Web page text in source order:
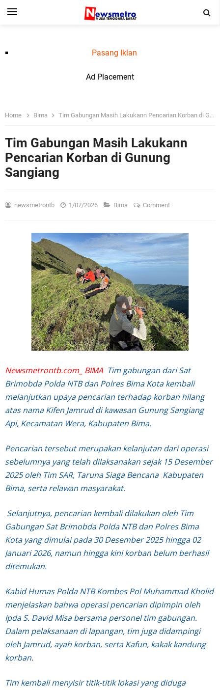
Pasang Iklan
Ad Placement
Home Bima Tim Gabungan Masih Lakukann Pencarian Korban di Gunung Sangiang
Tim Gabungan Masih Lakukann
Pencarian Korban di Gunung
Sangiang
newsmetrontb 1/07/2026 Bima Comment
Newsmetrontb.com_ BIMA Tim gabungan dari Sat
Brimobda Polda NTB dan Polres Bima Kota kembali
melanjutkan upaya pencarian terhadap korban hilang
atas nama Kifen Jamrud di kawasan Gunung Sangiang
Api, Kecamatan Wera, Kabupaten Bima.
Pencarian tersebut merupakan kelanjutan dari operasi
sebelumnya yang telah dilaksanakan sejak 15 Desember
2025 oleh Tim SAR, Taruna Siaga Bencana Kabupaten
Bima, serta relawan masyarakat.
Selanjutnya, pencarian kembali dilakukan oleh Tim
Gabungan Sat Brimobda Polda NTB dan Polres Bima
Kota yang dimulai pada 30 Desember 2025 hingga 02
Januari 2026, namun hingga kini korban belum berhasil
ditemukan.
Kabid Humas Polda NTB Kombes Pol Muhammad Kholid
menjelaskan bahwa operasi pencarian dipimpin oleh
Ipda S. David Misa bersama personel tim gabungan.
Dalam pelaksanaan di lapangan, tim juga didampingi
oleh Jamrud, ayah korban, serta Kafun, kakak kandung
korban.
Tim kembali menyisir titik-titik lokasi yang diduga